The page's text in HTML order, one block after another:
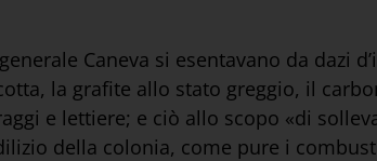
Caneva si esentavano da dazi
la grafite allo stato greggio, il
e lettiere; e ciò allo scopo «di
della colonia, come pure i